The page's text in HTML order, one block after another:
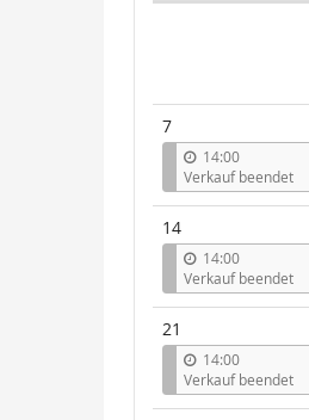
7
14:00
Verkauf beendet
14
14:00
Verkauf beendet
21
14:00
Verkauf beendet